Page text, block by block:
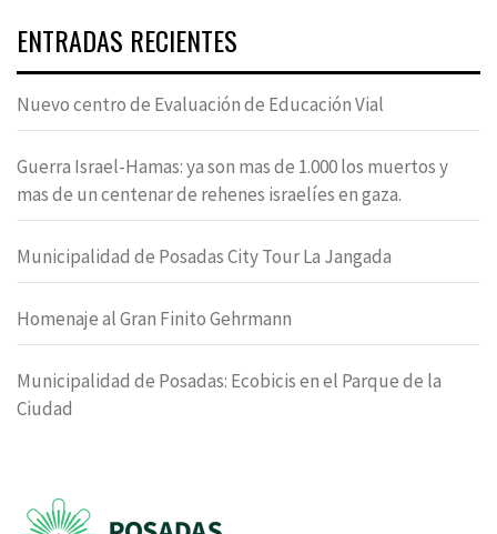
ENTRADAS RECIENTES
Nuevo centro de Evaluación de Educación Vial
Guerra Israel-Hamas: ya son mas de 1.000 los muertos y
mas de un centenar de rehenes israelíes en gaza.
Municipalidad de Posadas City Tour La Jangada
Homenaje al Gran Finito Gehrmann
Municipalidad de Posadas: Ecobicis en el Parque de la
Ciudad